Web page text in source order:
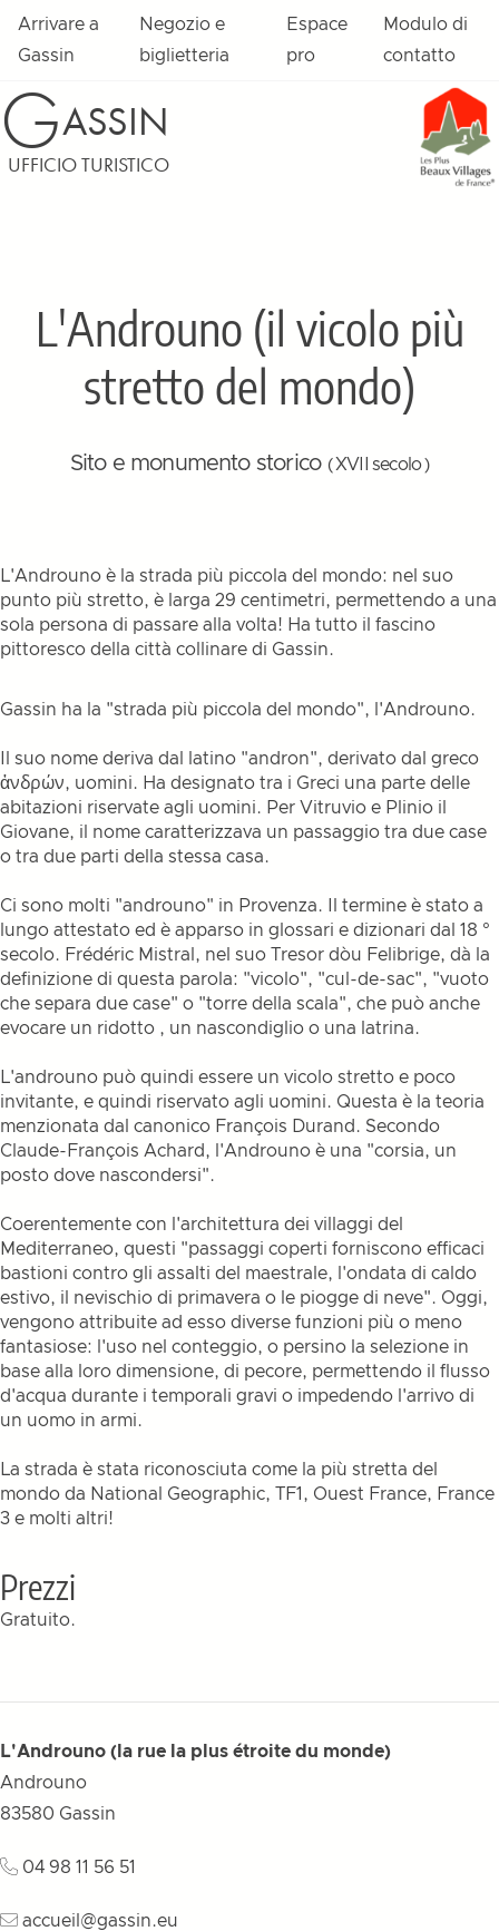
Arrivare a
Gassin
Negozio e
biglietteria
Espace
pro
Modulo di
contatto
GASSIN
UFFICIO TURISTICO
L'Androuno (il vicolo più
stretto del mondo)
Sito e monumento storico ( XVII secolo )
L'Androuno è la strada più piccola del mondo: nel suo
punto più stretto, è larga 29 centimetri, permettendo a una
sola persona di passare alla volta! Ha tutto il fascino
pittoresco della città collinare di Gassin.
Gassin ha la "strada più piccola del mondo", l'Androuno.
Il suo nome deriva dal latino "andron", derivato dal greco
ἀνδρών, uomini. Ha designato tra i Greci una parte delle
abitazioni riservate agli uomini. Per Vitruvio e Plinio il
Giovane, il nome caratterizzava un passaggio tra due case
o tra due parti della stessa casa.
Ci sono molti "androuno" in Provenza. Il termine è stato a
lungo attestato ed è apparso in glossari e dizionari dal 18 °
secolo. Frédéric Mistral, nel suo Tresor dòu Felibrige, dà la
definizione di questa parola: "vicolo", "cul-de-sac", "vuoto
che separa due case" o "torre della scala", che può anche
evocare un ridotto , un nascondiglio o una latrina.
L'androuno può quindi essere un vicolo stretto e poco
invitante, e quindi riservato agli uomini. Questa è la teoria
menzionata dal canonico François Durand. Secondo
Claude-François Achard, l'Androuno è una "corsia, un
posto dove nascondersi".
Coerentemente con l'architettura dei villaggi del
Mediterraneo, questi "passaggi coperti forniscono efficaci
bastioni contro gli assalti del maestrale, l'ondata di caldo
estivo, il nevischio di primavera o le piogge di neve". Oggi,
vengono attribuite ad esso diverse funzioni più o meno
fantasiose: l'uso nel conteggio, o persino la selezione in
base alla loro dimensione, di pecore, permettendo il flusso
d'acqua durante i temporali gravi o impedendo l'arrivo di
un uomo in armi.
La strada è stata riconosciuta come la più stretta del
mondo da National Geographic, TF1, Ouest France, France
3 e molti altri!
Prezzi
Gratuito.
L'Androuno (la rue la plus étroite du monde)
Androuno
83580 Gassin
04 98 11 56 51
accueil@gassin.eu